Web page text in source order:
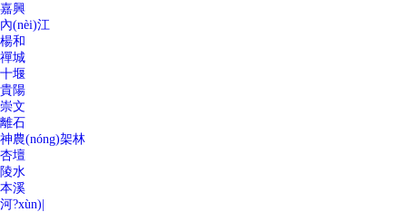
嘉興
內(nèi)江
楊和
禪城
十堰
貴陽
崇文
離石
神農(nóng)架林
杏壇
陵水
本溪
河?xùn)|